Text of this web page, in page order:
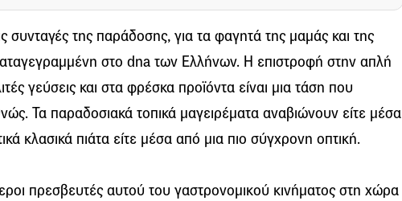
συνταγές της παράδοσης, για τα φαγητά της μαμάς και της
καταγεγραμμένη στο dna των Ελλήνων. Η επιστροφή στην απλή
γεύσεις και στα φρέσκα προϊόντα είναι μια τάση που
Τα παραδοσιακά τοπικά μαγειρέματα αναβιώνουν είτε μέσα
κλασικά πιάτα είτε μέσα από μια πιο σύγχρονη οπτική.
πρεσβευτές αυτού του γαστρονομικού κινήματος στη χώρα